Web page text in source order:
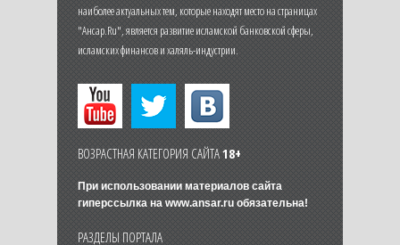
наиболее актуальных тем, которые находят место на страницах
"Ансар.Ru", является развитие исламской банковской сферы,
исламских финансов и халяль-индустрии.
ВОЗРАСТНАЯ КАТЕГОРИЯ САЙТА18+
При использовании материалов сайта
гиперссылка на www.ansar.ruобязательна!
РАЗДЕЛЫ ПОРТАЛА